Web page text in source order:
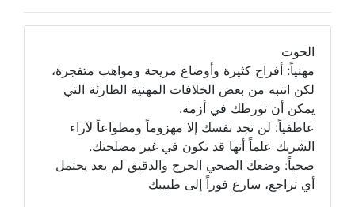
الحوت
مهنياً: أفراح كثيرة وأوضاع مريحة ومواهب متفجرة،
لكن انتبه من بعض الخلافات المهنية الطارئة التي
يمكن أن تورطك في أزمة.
عاطفياً: لن تجد نفسك إلا مهزوماً ومطواعاً لآراء
الشريك علماً أنها قد تكون في غير مصلحتك.
صحياً: وضعك الصحي الحرج والدقيق لم يعد يحتمل
أي تراجع، سارع فوراً إلى طبيبك